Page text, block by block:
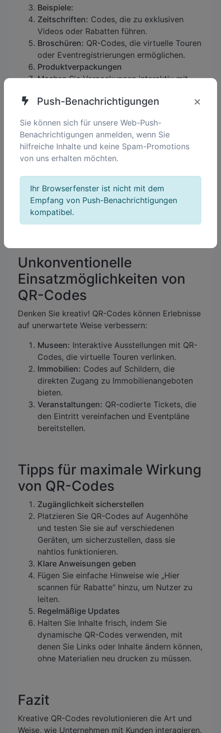
Beispiele:
Zeitschriften: Codes, die zu exklusiven
Videos oder Rabatten führen.
Broschüren: QR-Codes, die virtuelle Touren
oder Eventregistrierungen ermöglichen.
Produktverpackungen
Machen Sie Verpackungen interaktiv mit
Rezepte oder Tutorials bereitstellen.
Nachhaltigkeitsinformationen zum Produkt
teilen.
Außenwerbung
QR-Codes auf Plakatwänden oder Postern
bieten:
Sofortigen Zugang zu Werbeinhalten oder
Veranstaltungsdetails.
Gamifizierte Erlebnisse oder Augmented-
Unkonventionelle
Einsatzmöglichkeiten von
QR-Codes
Denken Sie kreativ! QR-Codes können Erlebnisse
auf unerwartete Weise verbessern:
Museen: Interaktive Ausstellungen mit QR-
Codes, die virtuelle Touren verlinken.
Immobilien: Codes auf Schildern, die
direkten Zugang zu Immobilienangeboten
bieten.
Veranstaltungen: QR-codierte Tickets, die
den Eintritt vereinfachen und Eventpläne
bereitstellen.
Tipps für maximale Wirkung
von QR-Codes
Zugänglichkeit sicherstellen
Platzieren Sie QR-Codes auf Augenhöhe
und testen Sie sie auf verschiedenen
Geräten, um sicherzustellen, dass sie
nahtlos funktionieren.
Klare Anweisungen geben
Fügen Sie einfache Hinweise wie „Hier
scannen für Rabatte“ hinzu, um Nutzer zu
leiten.
Regelmäßige Updates
Halten Sie Inhalte frisch, indem Sie
dynamische QR-Codes verwenden, mit
denen Sie Links oder Inhalte ändern können,
ohne Materialien neu drucken zu müssen.
Fazit
Kreative QR-Codes revolutionieren die Art und
Weise, wie Unternehmen mit Kunden interagieren.
Push-Benachrichtigungen ×
Sie können sich für unsere Web-Push-
Benachrichtigungen anmelden, wenn Sie
hilfreiche Inhalte und keine Spam-Promotions
von uns erhalten möchten.
Ihr Browserfenster ist nicht mit dem
Empfang von Push-Benachrichtigungen
kompatibel.